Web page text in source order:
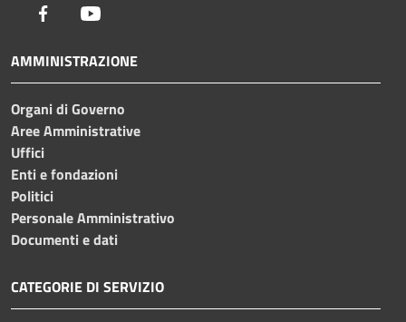
Facebook
AMMINISTRAZIONE
Organi di Governo
Aree Amministrative
Uffici
Enti e fondazioni
Politici
Personale Amministrativo
Documenti e dati
CATEGORIE DI SERVIZIO